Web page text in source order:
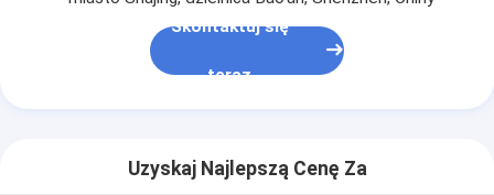
Skontaktuj się
teraz
Uzyskaj Najlepszą Cenę Za